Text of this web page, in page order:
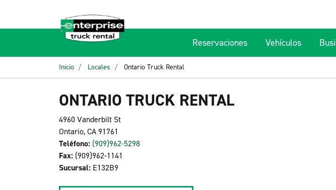
Reservaciones Vehículos
Inicio Locales Ontario Truck Rental
ONTARIO TRUCK RENTAL
4960 Vanderbilt St
Ontario, CA 91761
Teléfono: (909)962-5298
Fax: (909)962-1141
Sucursal: E132B9